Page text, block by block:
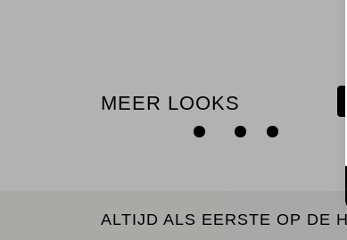
MEER LOOKS
ALTIJD ALS EERSTE OP DE